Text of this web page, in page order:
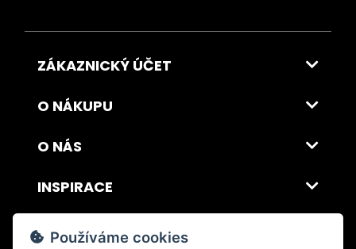
ZÁKAZNICKÝ ÚČET
O NÁKUPU
O NÁS
INSPIRACE
DOPRAVA A PLATBA
Používáme cookies